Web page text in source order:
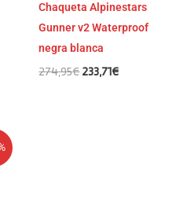
Chaqueta Alpinestars
Gunner v2 Waterproof
negra blanca
274,95€233,71€